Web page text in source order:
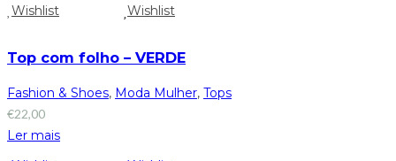
Wishlist
Wishlist
Top com folho – VERDE
Fashion & Shoes, Moda Mulher, Tops
€22,00
Ler mais